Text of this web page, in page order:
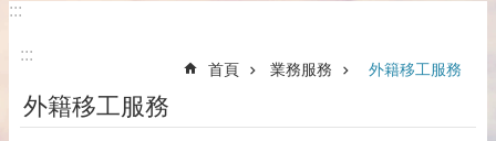
:::
:::
首頁 業務服務 外籍移工服務
外籍移工服務